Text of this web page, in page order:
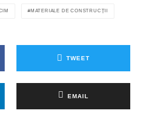
MATERIALE DE CONSTRUCȚII
TWEET
EMAIL